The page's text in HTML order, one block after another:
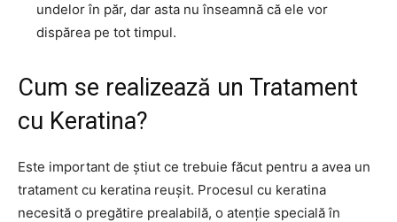
undelor în păr, dar asta nu înseamnă că ele vor
dispărea pe tot timpul.
Cum se realizează un Tratament
cu Keratina?
Este important de știut ce trebuie făcut pentru a avea un
tratament cu keratina reușit. Procesul cu keratina
necesită o pregătire prealabilă, o atenție specială în